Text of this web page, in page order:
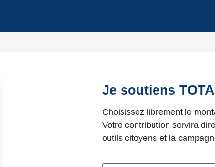
Je soutiens
Choisissez librement le
Votre contribution servira
outils citoyens et la